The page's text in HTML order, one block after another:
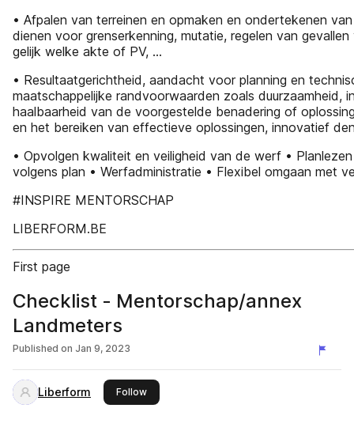
• Afpalen van terreinen en opmaken en ondertekenen
dienen voor grenserkenning, mutatie, regelen van
gelijk welke akte of PV, …
• Resultaatgerichtheid, aandacht voor planning en
maatschappelijke randvoorwaarden zoals duurzaamheid,
haalbaarheid van de voorgestelde benadering of
en het bereiken van effectieve oplossingen, innovatief
• Opvolgen kwaliteit en veiligheid van de werf •
volgens plan • Werfadministratie • Flexibel omgaan met
#INSPIRE MENTORSCHAP
LIBERFORM.BE
First page
Checklist - Mentorschap/annex
Landmeters
Published on Jan 9, 2023
Liberform Followthis publisher